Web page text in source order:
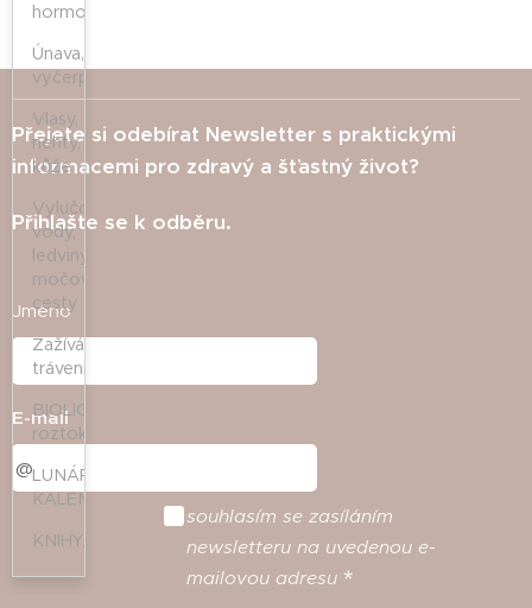
hormony
Únava,
vyčerpání
Vlasy,
nehty,
kůže
Vylučování
vody,
ledviny,
močové
cesty
Zažívání,
trávení
BIOLIGO
roztoky
LUNÁRNÍ
KALENDÁŘE
KNIHY/LITERATURA
Přejete si odebírat Newsletter s praktickými
informacemi pro zdravý a šťastný život?
Přihlašte se k odběru.
Jméno
E-mail
souhlasím se zasíláním
newsletteru na uvedenou e-
mailovou adresu